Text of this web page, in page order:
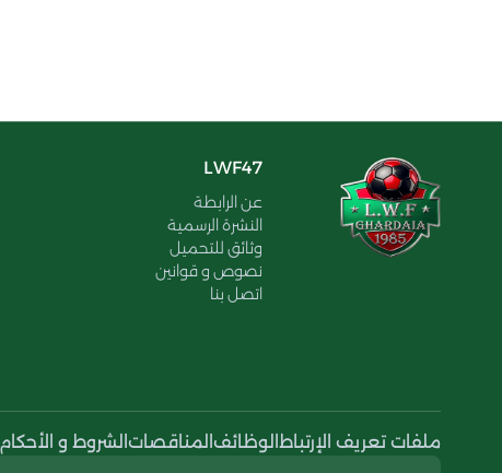
LWF47
عن الرابطة
النشرة الرسمية
وثائق للتحميل
نصوص و قوانين
اتصل بنا
ملفات تعريف الإرتباط الوظائف المناقصات الشروط و الأحكام